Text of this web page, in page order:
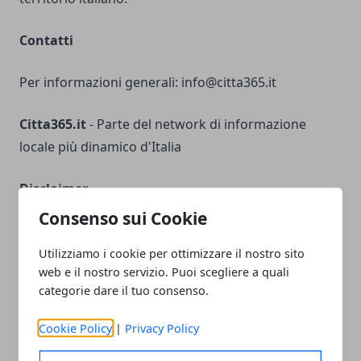
Consenso sui Cookie
Utilizziamo i cookie per ottimizzare il nostro sito
web e il nostro servizio. Puoi scegliere a quali
categorie dare il tuo consenso.
Cookie Policy | Privacy Policy
Contatti
Per informazioni generali: info@citta365.it
Citta365.it- Parte del network di informazione
locale più dinamico d'Italia
Disclaimer
Il sito non rappresenta una testata giornalistica in
quanto viene aggiornato senza alcuna periodicità.
Non può pertanto considerarsi un prodotto
editoriale ai sensi della legge n° 62 del 7 marzo 2001.
Responsabilità sui Contenuti